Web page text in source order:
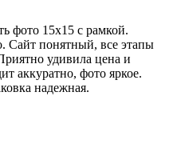
фото 15х15 с рамкой.
Сайт понятный, все этапы
удивила цена и
аккуратно, фото яркое.
надежная.